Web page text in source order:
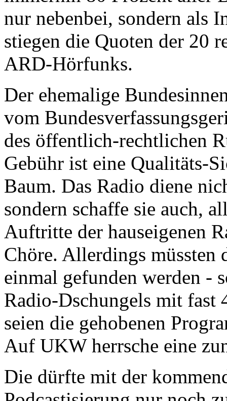
nur nebenbei, sondern als
stiegen die Quoten der 20
ARD-Hörfunks.
Der ehemalige
vom
des öffentlich-rechtlichen
Gebühr ist eine Qualitäts-
Baum. Das Radio diene
sondern schaffe sie auch,
Auftritte der hauseigenen
Chöre. Allerdings müssten
einmal gefunden werden -
Radio-Dschungels mit fast
seien die gehobenen
Auf UKW herrsche eine
Die dürfte mit der